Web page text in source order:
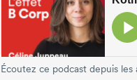
Écoutez ce podcast depuis